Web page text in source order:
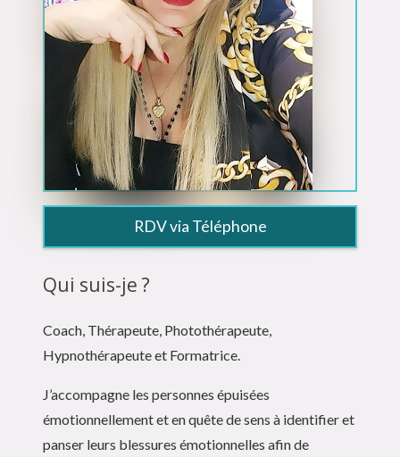
RDV via Téléphone
Qui suis-je ?
Coach, Thérapeute, Photothérapeute,
Hypnothérapeute et Formatrice.
J’accompagne les personnes épuisées
émotionnellement et en quête de sens à identifier et
panser leurs blessures émotionnelles afin de